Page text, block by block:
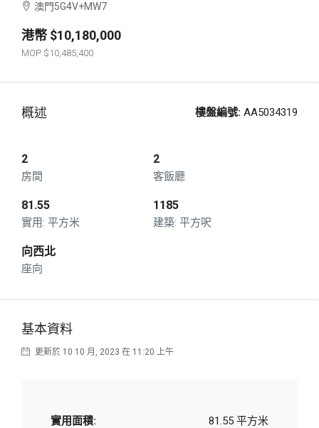
澳門5G4V+MW7
$10,180,000
$10,485,400
概述 樓盤編號: AA5034319
2
房間
2
客飯廳
81.55
平方米
1185
平方呎
向西北
座向
基本資料
更新於 10 10 月, 2023 在 11:20 上午
實用面積: 81.55 平方米